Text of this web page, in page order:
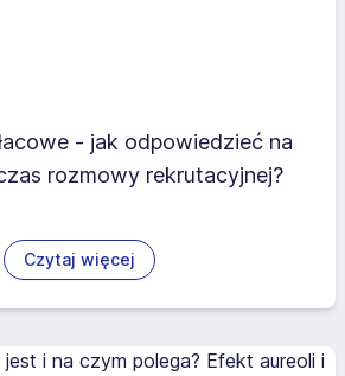
- jak odpowiedzieć na
rozmowy rekrutacyjnej?
Czytaj więcej